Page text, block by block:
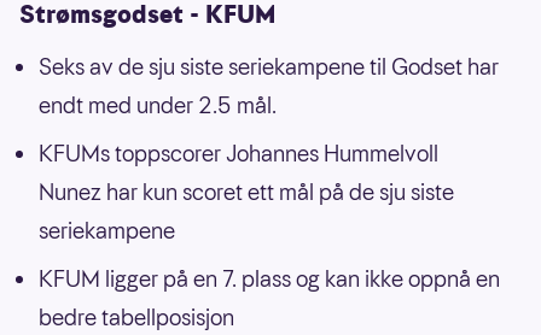
Strømsgodset - KFUM
Seks av de sju siste seriekampene til Godset har
endt med under 2.5 mål.
KFUMs toppscorer Johannes Hummelvoll
Nunez har kun scoret ett mål på de sju siste
seriekampene
KFUM ligger på en 7. plass og kan ikke oppnå en
bedre tabellposisjon